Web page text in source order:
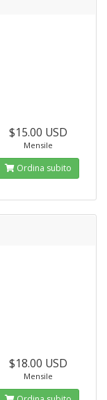
$15.00 USD
Mensile
Ordina subito
$18.00 USD
Mensile